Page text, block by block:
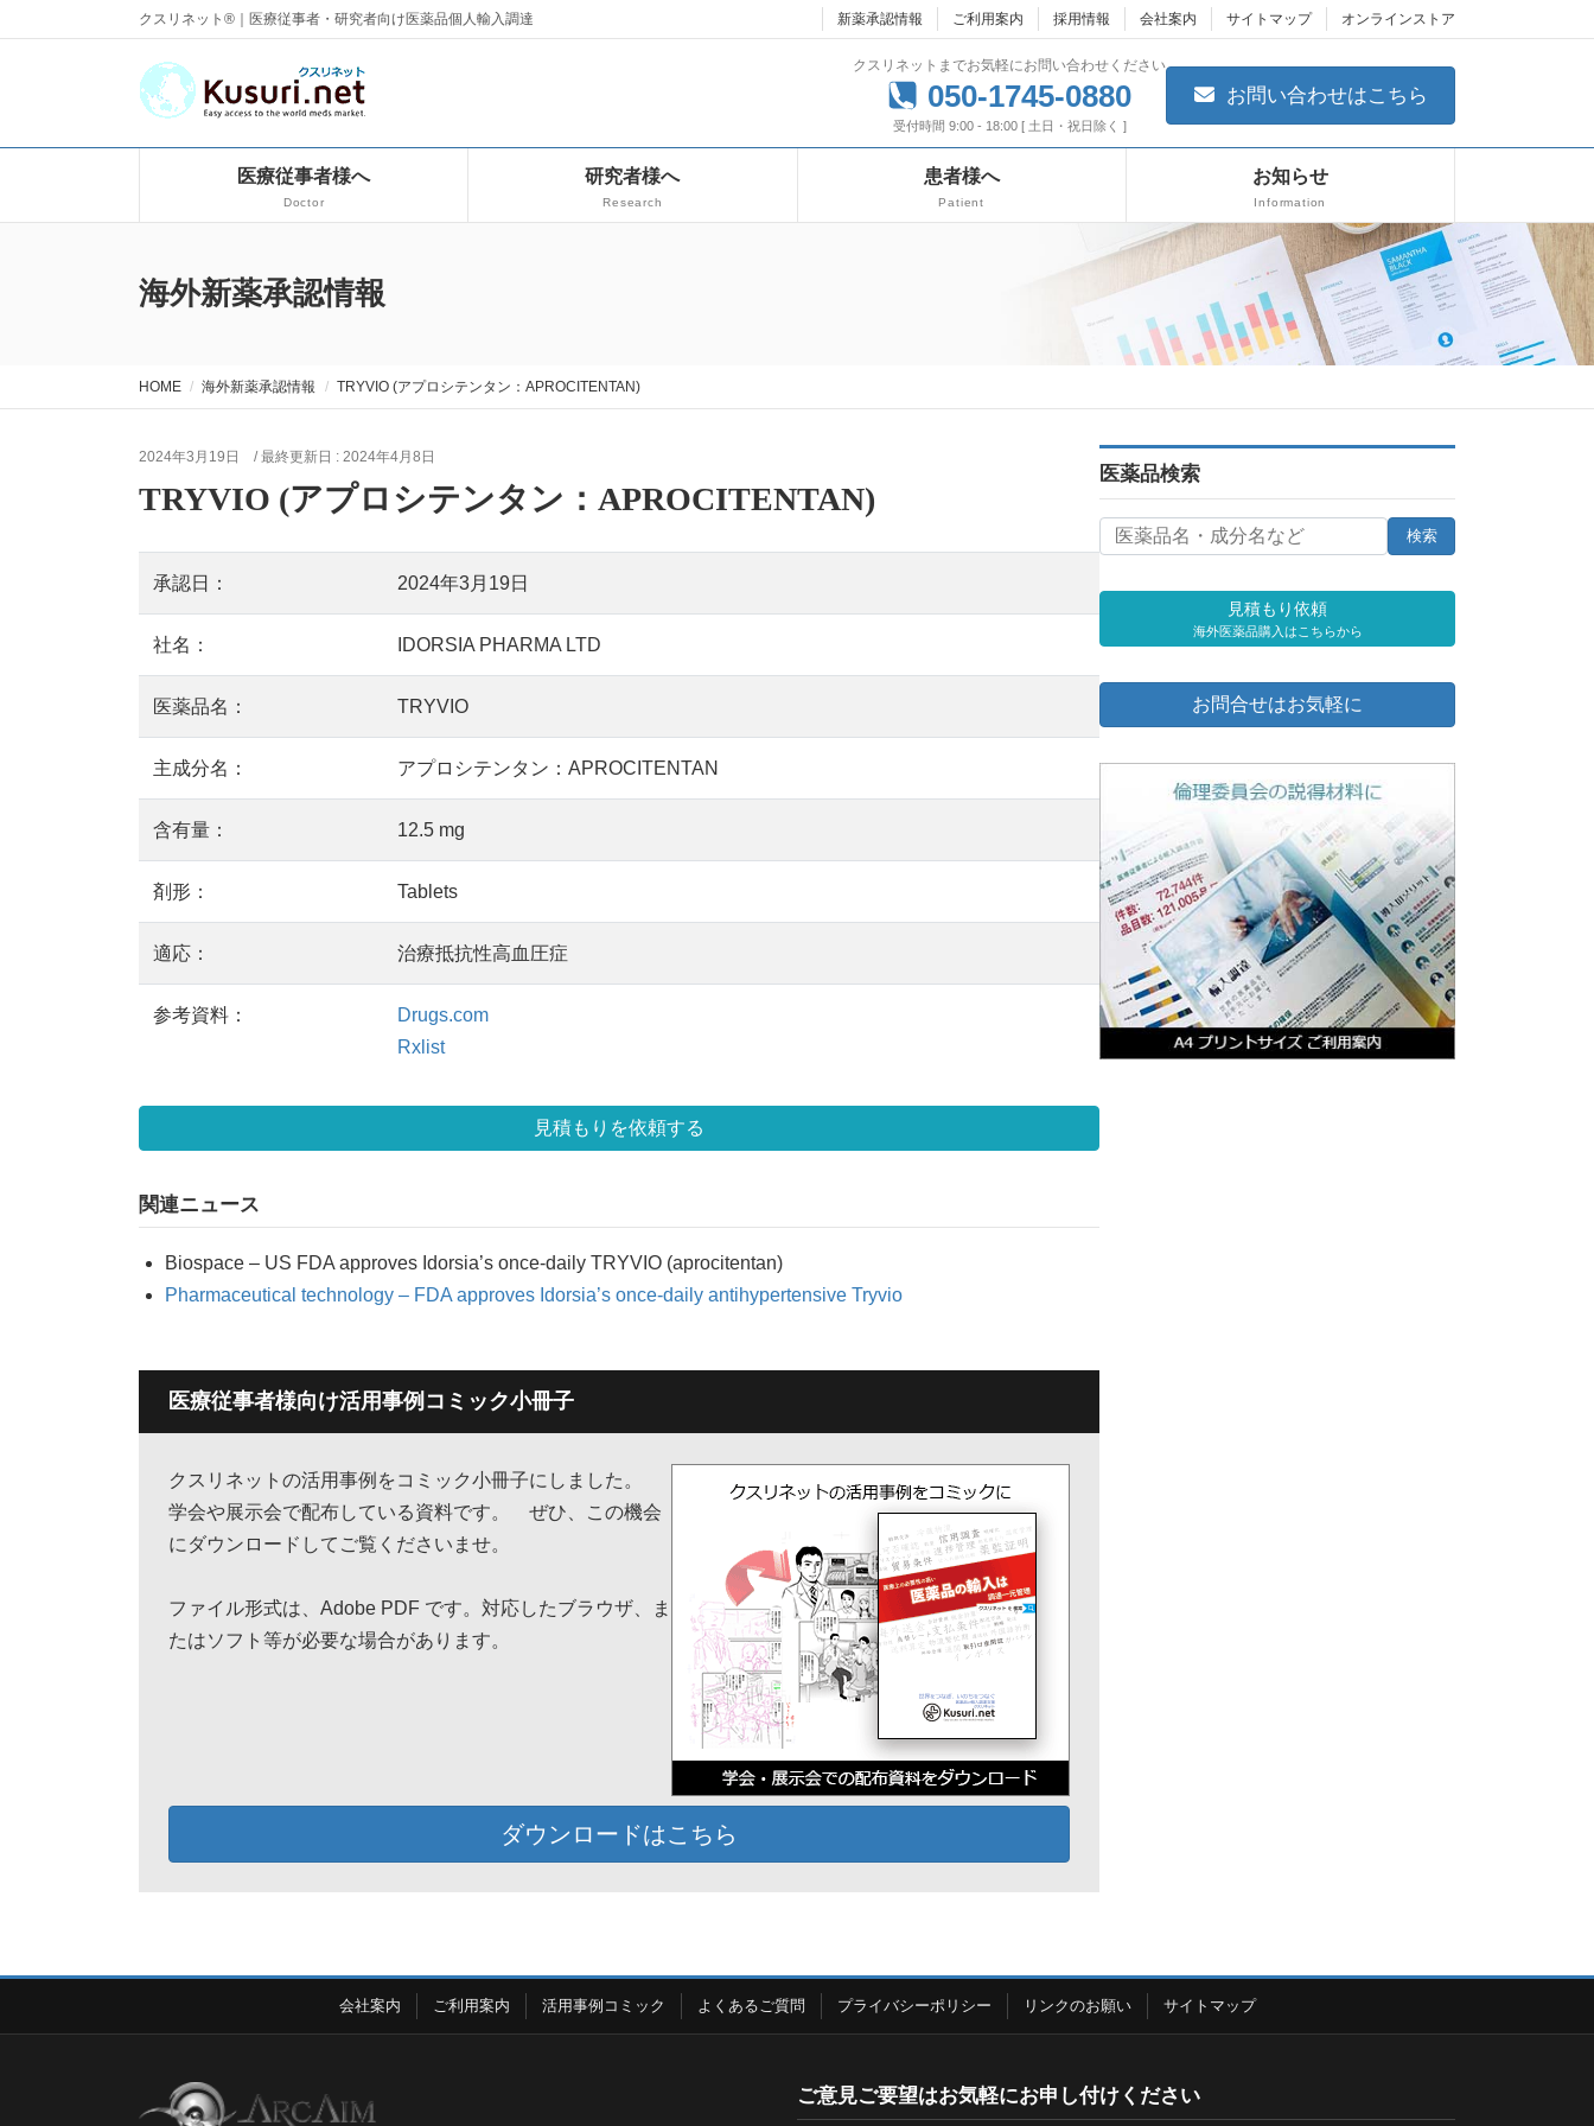
クスリネット®｜医療従事者・研究者向け医薬品個人輸入調達 新薬承認情報 ご利用案内 採用情報 会社案内 サイトマップ オンラインストア
クスリネットまでお気軽にお問い合わせください
050-1745-0880
受付時間 9:00 - 18:00 [ 土日・祝日除く ]
お問い合わせはこちら
医療従事者様へ
Doctor
研究者様へ
Research
患者様へ
Patient
お知らせ
Information
海外新薬承認情報
HOME 海外新薬承認情報 TRYVIO (アプロシテンタン：APROCITENTAN)
2024年3月19日 / 最終更新日 : 2024年4月8日
TRYVIO (アプロシテンタン：APROCITENTAN)
承認日： 2024年3月19日
社名： IDORSIA PHARMA LTD
医薬品名： TRYVIO
主成分名： アプロシテンタン：APROCITENTAN
含有量： 12.5 mg
剤形： Tablets
適応： 治療抵抗性高血圧症
参考資料：
Drugs.com
Rxlist
見積もりを依頼する
関連ニュース
Biospace – US FDA approves Idorsia’s once-daily TRYVIO (aprocitentan)
Pharmaceutical technology – FDA approves Idorsia’s once-daily antihypertensive Tryvio
医療従事者様向け活用事例コミック小冊子
クスリネットの活用事例をコミック小冊子にしました。
学会や展示会で配布している資料です。 ぜひ、この機会
にダウンロードしてご覧くださいませ。
ファイル形式は、Adobe PDF です。対応したブラウザ、ま
たはソフト等が必要な場合があります。
ダウンロードはこちら
医薬品検索
見積もり依頼
海外医薬品購入はこちらから
お問合せはお気軽に
会社案内 ご利用案内 活用事例コミック よくあるご質問 プライバシーポリシー リンクのお願い サイトマップ
ご意見ご要望はお気軽にお申し付けください